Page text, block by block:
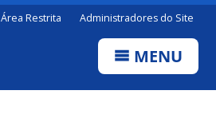
Área Restrita Administradores do Site
MENU